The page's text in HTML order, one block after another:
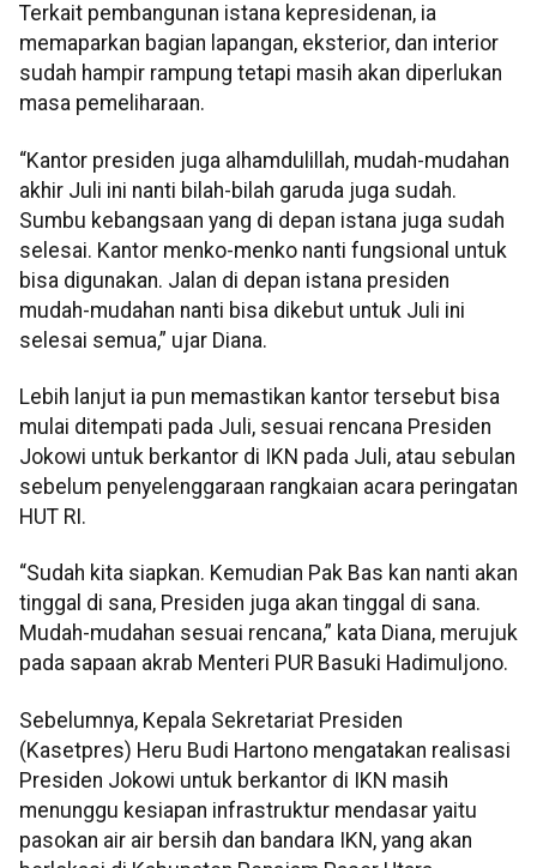
Terkait pembangunan istana kepresidenan, ia
memaparkan bagian lapangan, eksterior, dan interior
sudah hampir rampung tetapi masih akan diperlukan
masa pemeliharaan.
“Kantor presiden juga alhamdulillah, mudah-mudahan
akhir Juli ini nanti bilah-bilah garuda juga sudah.
Sumbu kebangsaan yang di depan istana juga sudah
selesai. Kantor menko-menko nanti fungsional untuk
bisa digunakan. Jalan di depan istana presiden
mudah-mudahan nanti bisa dikebut untuk Juli ini
selesai semua,” ujar Diana.
Lebih lanjut ia pun memastikan kantor tersebut bisa
mulai ditempati pada Juli, sesuai rencana Presiden
Jokowi untuk berkantor di IKN pada Juli, atau sebulan
sebelum penyelenggaraan rangkaian acara peringatan
HUT RI.
“Sudah kita siapkan. Kemudian Pak Bas kan nanti akan
tinggal di sana, Presiden juga akan tinggal di sana.
Mudah-mudahan sesuai rencana,” kata Diana, merujuk
pada sapaan akrab Menteri PUR Basuki Hadimuljono.
Sebelumnya, Kepala Sekretariat Presiden
(Kasetpres) Heru Budi Hartono mengatakan realisasi
Presiden Jokowi untuk berkantor di IKN masih
menunggu kesiapan infrastruktur mendasar yaitu
pasokan air air bersih dan bandara IKN, yang akan